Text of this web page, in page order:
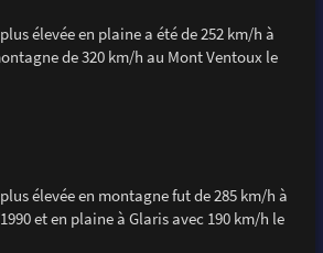
élevée en plaine a été de 252 km/h à
de 320 km/h au Mont Ventoux le
élevée en montagne fut de 285 km/h à
et en plaine à Glaris avec 190 km/h le